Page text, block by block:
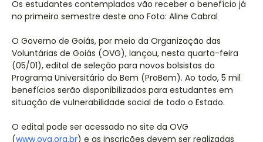
Os estudantes contemplados vão receber o benefício já
no primeiro semestre deste ano Foto: Aline Cabral
O Governo de Goiás, por meio da Organização das
Voluntárias de Goiás (OVG), lançou, nesta quarta-feira
(05/01), edital de seleção para novos bolsistas do
Programa Universitário do Bem (ProBem). Ao todo, 5 mil
benefícios serão disponibilizados para estudantes em
situação de vulnerabilidade social de todo o Estado.
O edital pode ser acessado no site da OVG
(www.ovg.org.br) e as inscrições devem ser realizadas